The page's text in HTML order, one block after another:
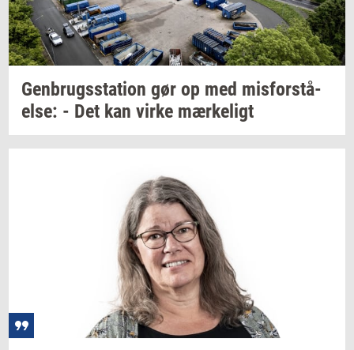
Gen­brugs­sta­tion gør op med mis­for­stå­
el­se: - Det kan virke mær­ke­ligt